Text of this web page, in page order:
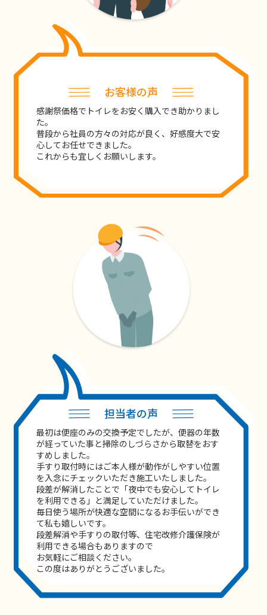
お客様の声
感謝祭価格でトイレをお安く購入でき助かりまし
た。
普段から社員の方々の対応が良く、好感度大で安
心してお任せできました。
これからも宜しくお願いします。
担当者の声
最初は便座のみの交換予定でしたが、便器の年数
が経っていた事と掃除のしづらさから取替をおす
すめしました。
手すり取付時にはご本人様が動作がしやすい位置
を入念にチェックいただき施工いたしました。
段差が解消したことで「夜中でも安心してトイレ
を利用できる」と満足していただけました。
毎日使う場所が快適な空間になるお手伝いができ
て私も嬉しいです。
段差解消や手すりの取付等、住宅改修介護保険が
利用できる場合もありますので
お気軽にご相談ください。
この度はありがとうございました。